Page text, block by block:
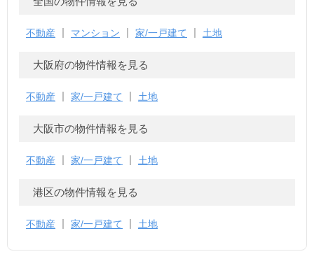
不動産 マンション 家/一戸建て 土地
大阪府の物件情報を見る
不動産 家/一戸建て 土地
大阪市の物件情報を見る
不動産 家/一戸建て 土地
港区の物件情報を見る
不動産 家/一戸建て 土地